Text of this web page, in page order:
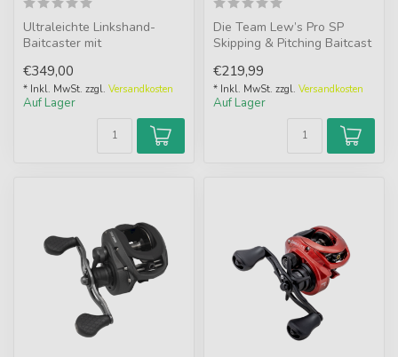
Ultraleichte Linkshand-
Baitcaster mit
Lagern und 8.3:1 Übers...
€349,00
* Inkl. MwSt. zzgl. Versandkosten
Auf Lager
Die Team Lew’s Pro SP
Skipping & Pitching Baitcast
Zusammen...
€219,99
* Inkl. MwSt. zzgl. Versandkosten
Auf Lager